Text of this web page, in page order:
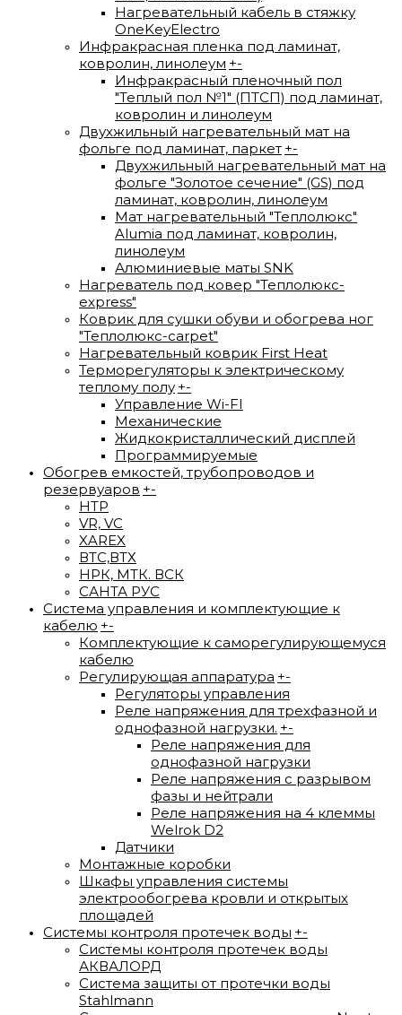
Нагревательный кабель в стяжку
OneKeyElectro
Инфракрасная пленка под ламинат,
ковролин, линолеум +-
Инфракрасный пленочный пол
"Теплый пол №1" (ПТСП) под ламинат,
ковролин и линолеум
Двухжильный нагревательный мат на
фольге под ламинат, паркет +-
Двухжильный нагревательный мат на
фольге "Золотое сечение" (GS) под
ламинат, ковролин, линолеум
Мат нагревательный "Теплолюкс"
Alumia под ламинат, ковролин,
линолеум
Алюминиевые маты SNK
Нагреватель под ковер "Теплолюкс-
express"
Коврик для сушки обуви и обогрева ног
"Теплолюкс-carpet"
Нагревательный коврик First Heat
Терморегуляторы к электрическому
теплому полу +-
Управление Wi-FI
Механические
Жидкокристаллический дисплей
Программируемые
Обогрев емкостей, трубопроводов и
резервуаров +-
HTP
VR, VC
XAREX
ВTС,ВТХ
НРК, МТК. ВСК
САНТА РУС
Система управления и комплектующие к
кабелю +-
Комплектующие к саморегулирующемуся
кабелю
Регулирующая аппаратура +-
Регуляторы управления
Реле напряжения для трехфазной и
однофазной нагрузки. +-
Реле напряжения для
однофазной нагрузки
Реле напряжения с разрывом
фазы и нейтрали
Реле напряжения на 4 клеммы
Welrok D2
Датчики
Монтажные коробки
Шкафы управления системы
электрообогрева кровли и открытых
площадей
Системы контроля протечек воды +-
Системы контроля протечек воды
АКВАЛОРД
Система защиты от протечки воды
Stahlmann